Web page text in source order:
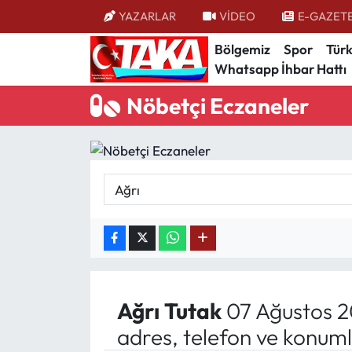
YAZARLAR VİDEO E-
Bölgemiz Spor
Whatsapp İhbar Hattı
Nöbetçi Eczaneler
Ağrı Tutak07 Ağustos
adres, telefon ve
Bölgemiz
Kültür/Sanat
Trabzon Nöbetçi Eczaneler
Trabzon Hava Durumu
Trabzon Trafik Yoğunluk Haritası
Süper Lig Puan Durumu ve Fikstür